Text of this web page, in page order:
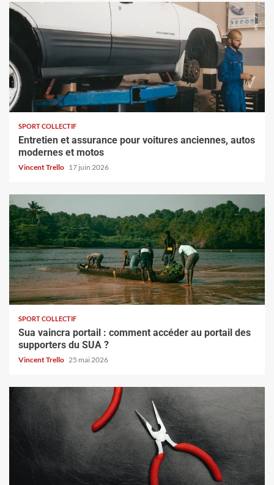
SPORT COLLECTIF
Entretien et assurance pour voitures anciennes, autos
modernes et motos
Vincent Trello 17 juin 2026
SPORT COLLECTIF
Sua vaincra portail : comment accéder au portail des
supporters du SUA ?
Vincent Trello 25 mai 2026